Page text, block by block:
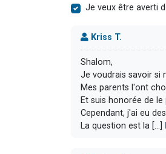
Je veux être averti
Kriss T.
Shalom,
Je voudrais savoir si
Mes parents l'ont
Et suis honorée de le
Cependant, j'ai eu
La question est la [...]